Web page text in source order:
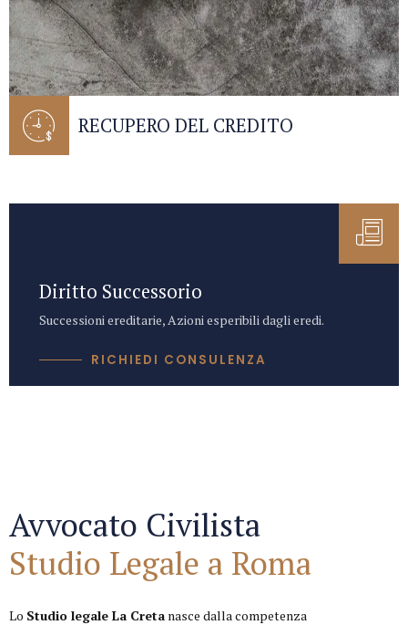
RECUPERO DEL CREDITO
Diritto Successorio
Successioni ereditarie, Azioni esperibili dagli eredi.
RICHIEDI CONSULENZA
Avvocato Civilista
Studio Legale a Roma
Lo Studio legale La Creta nasce dalla competenza